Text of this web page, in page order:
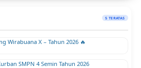
5 TERATAS
Wirabuana X – Tahun 2026 🔥
SMPN 4 Semin Tahun 2026